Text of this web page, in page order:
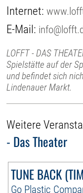
Internet:
E-Mail:
LOFFT - DAS
Spielstätte auf der
und befindet sich
Lindenauer Markt.
Weitere
- Das Theater
TUNE BACK
Go Plastic